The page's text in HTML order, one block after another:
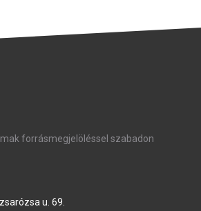
forrásmegjelöléssel szabadon
u. 69.